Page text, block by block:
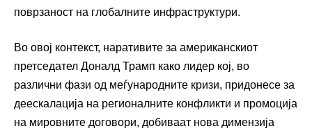
поврзаност на глобалните инфраструктури.
Во овој контекст, наративите за американскиот
претседател Доналд Трамп како лидер кој, во
различни фази од меѓународните кризи, придонесе за
деескалација на регионалните конфликти и промоција
на мировните договори, добиваат нова димензија